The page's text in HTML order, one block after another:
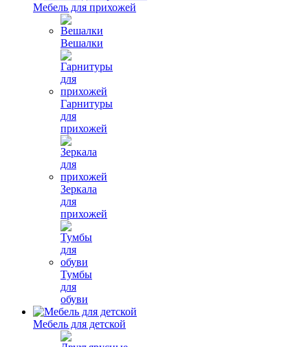
Мебель для прихожей
Вешалки
Гарнитуры
для
прихожей
Зеркала
для
прихожей
Тумбы
для
обуви
Мебель для детской